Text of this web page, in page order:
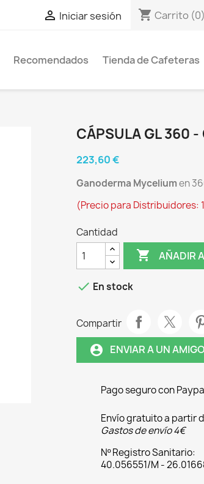
 Iniciar sesión shopping_cart Carrito (0)
Recomendados Tienda de Cafeteras
CÁPSULA GL 360 -
223,60 €
Ganoderma Myceliumen
(Precio para Distribuidores:
Cantidad
 AÑADIR
 En stock
Compartir
account_circle ENVIAR A UN AMIGO
Pago seguro con
Envío gratuito a partir
Gastos de envío 4€
Nº Registro Sanitario:
40.056551/M -